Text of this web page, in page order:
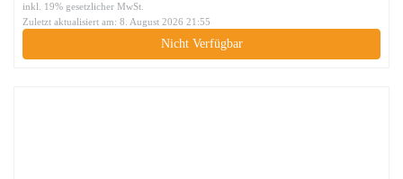
inkl. 19% gesetzlicher MwSt.
Zuletzt aktualisiert am: 8. August 2026 21:55
Nicht Verfügbar